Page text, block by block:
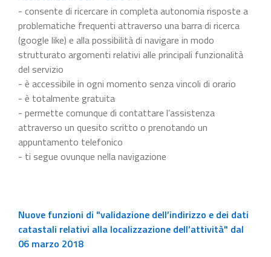
- consente di ricercare in completa autonomia risposte a
problematiche frequenti attraverso una barra di ricerca
(google like) e alla possibilità di navigare in modo
strutturato argomenti relativi alle principali funzionalità
del servizio
- è accessibile in ogni momento senza vincoli di orario
- è totalmente gratuita
- permette comunque di contattare l’assistenza
attraverso un quesito scritto o prenotando un
appuntamento telefonico
- ti segue ovunque nella navigazione
Nuove funzioni di "validazione dell’indirizzo e dei dati
catastali relativi alla localizzazione dell’attività" dal
06 marzo 2018